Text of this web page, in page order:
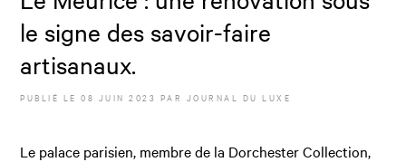
le signe des savoir-faire
artisanaux.
PUBLIÉ LE08 JUIN 2023 PAR JOURNAL DU LUXE
Le palace parisien, membre de la Dorchester Collection,